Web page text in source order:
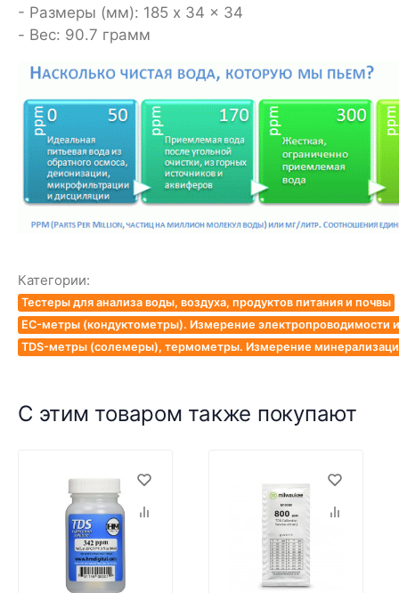
- Размеры (мм): 185 x 34 x 34
- Вес: 90.7 грамм
Категории:
Тестеры для анализа воды, воздуха, продуктов питания и почвы
EC-метры (кондуктометры). Измерение электропроводимости
TDS-метры (солемеры), термометры. Измерение
С этим товаром также покупают